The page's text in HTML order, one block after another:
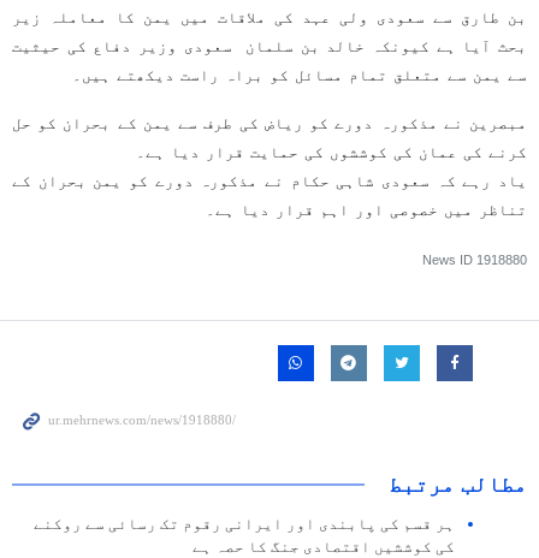
بن طارق سے سعودی ولی عہد کی ملاقات میں یمن کا معاملہ زیر
بحث آیا ہے کیونکہ خالد بن سلمان سعودی وزیر دفاع کی حیثیت
سے یمن سے متعلق تمام مسائل کو براہ راست دیکھتے ہیں۔
مبصرین نے مذکورہ دورے کو ریاض کی طرف سے یمن کے بحران کو حل
کرنے کی عمان کی کوششوں کی حمایت قرار دیا ہے۔
یاد رہے کہ سعودی شاہی حکام نے مذکورہ دورے کو یمن بحران کے
تناظر میں خصوصی اور اہم قرار دیا ہے۔
News ID 1918880
مطالب مرتبط
ہر قسم کی پابندی اور ایرانی رقوم تک رسائی سے روکنے
کی کوششیں اقتصادی جنگ کا حصہ ہے